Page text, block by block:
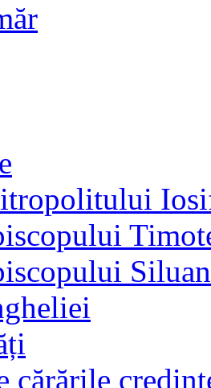
Siluan
cărările